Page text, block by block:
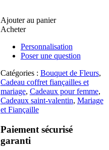
b
Ajouter au panier
Acheter
Personnalisation
Poser une question
Catégories : Bouquet de Fleurs,
Cadeau coffret fiançailles et
mariage, Cadeaux pour femme,
Cadeaux saint-valentin, Mariage
et Fiançaille
Paiement sécurisé
garanti